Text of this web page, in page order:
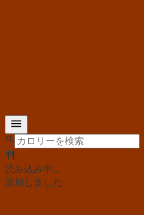
読み込み中...
追加しました